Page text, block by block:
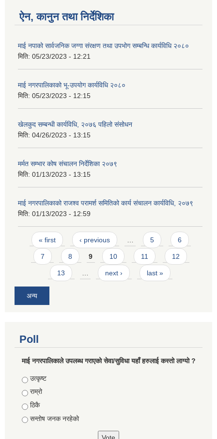
ऐन, कानुन तथा निर्देशिका
माई नपाको सार्वजनिक जग्गा संरक्षण तथा उपभोग सम्बन्धि कार्यविधि २०८०
मिति: 05/23/2023 - 12:21
माई नगरपालिकाको भू-उपयोग कार्यविधि २०८०
मिति: 05/23/2023 - 12:15
खेलकुद सम्बन्धी कार्यविधि, २०७६ पहिलो संसोधन
मिति: 04/26/2023 - 13:15
मर्मत सम्भार कोष संचालन निर्देशिका २०७९
मिति: 01/13/2023 - 13:15
माई नगरपालिकाको राजश्व परामर्श समितिको कार्य संचालन कार्यविधि, २०७९
मिति: 01/13/2023 - 12:59
Pages
« first ‹ previous … 5 6
7 8 9 10 11 12
13 … next › last »
अन्य
Poll
माई नगरपालिकाले उपलब्ध गराएको सेवा/सुविधा यहाँ हरुलाई कस्तो लाग्यो ?
Choices
उत्कृष्ट
राम्रो
ठिकै
सन्तोष जनक नरहेको